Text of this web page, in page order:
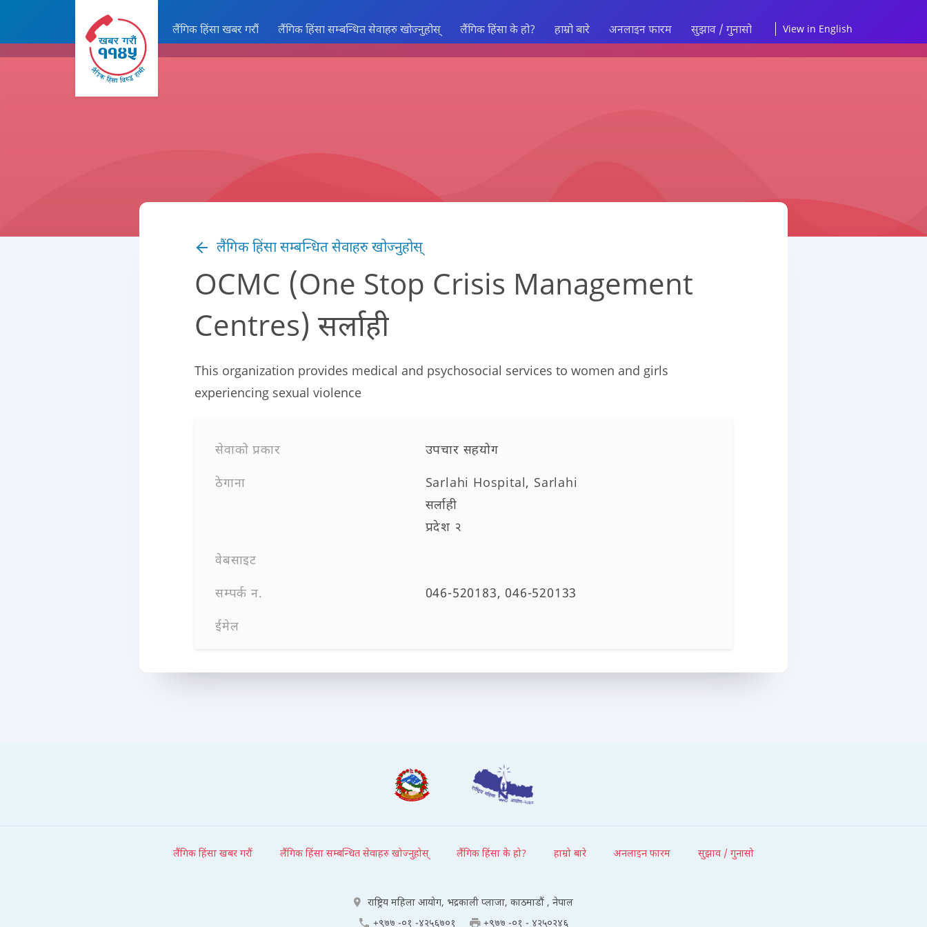
लैंगिक हिंसा खबर गरौं लैंगिक हिंसा सम्बन्धित सेवाहरु खोज्नुहोस् लैंगिक हिंसा के हो? हाम्रो बारे अनलाइन फारम सुझाव / गुनासो View in English
लैंगिक हिंसा सम्बन्धित सेवाहरु खोज्नुहोस्
OCMC (One Stop Crisis Management
Centres) सर्लाही
This organization provides medical and psychosocial services to women and girls
experiencing sexual violence
सेवाको प्रकार
उपचार सहयोग
ठेगाना
Sarlahi Hospital, Sarlahi
सर्लाही
प्रदेश २
वेबसाइट
सम्पर्क न.
046-520183, 046-520133
ईमेल
लैंगिक हिंसा खबर गरौं लैंगिक हिंसा सम्बन्धित सेवाहरु खोज्नुहोस् लैंगिक हिंसा के हो? हाम्रो बारे अनलाइन फारम सुझाव / गुनासो
राष्ट्रिय महिला आयोग, भद्रकाली प्लाजा, काठमाडौं , नेपाल
+९७७ -०१ -४२५६७०१
+९७७ -०१ - ४२५०२४६